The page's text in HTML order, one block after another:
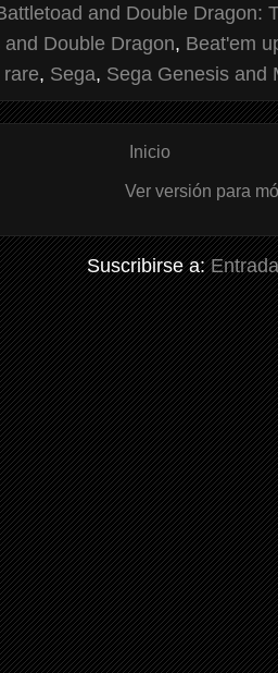
and Double Dragon:
Double Dragon, Beat'em
rare, Sega, Sega Genesis and
Inicio
Ver versión para
Suscribirse a: